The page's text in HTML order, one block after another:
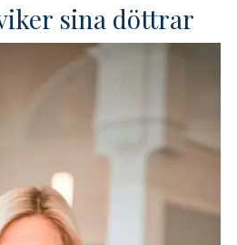
sina döttrar